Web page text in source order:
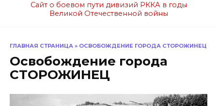
Сайт о боевом пути дивизий РККА в годы
Великой Отечественной войны
ГЛАВНАЯ СТРАНИЦА » ОСВОБОЖДЕНИЕ ГОРОДА СТОРОЖИНЕЦ
Освобождение города
СТОРОЖИНЕЦ